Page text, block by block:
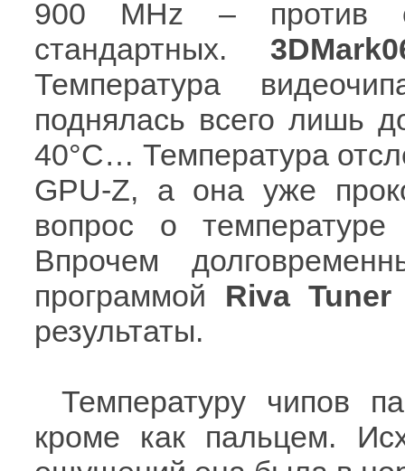
900 MHz – против
стандартных.
Температура
поднялась всего лишь
40°С… Температура
GPU-Z, а она уже
вопрос о
Впрочем
программой Riva Tuner
результаты.
Температуру чипов
кроме как пальцем.